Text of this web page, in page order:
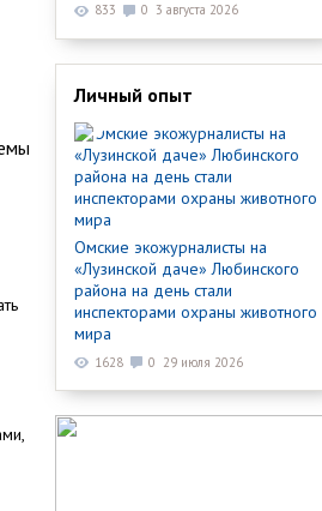
833 0 3 августа 2026
Личный опыт
Омские экожурналисты на
«Лузинской даче» Любинского
района на день стали
инспекторами охраны животного
мира
1628 0 29 июля 2026